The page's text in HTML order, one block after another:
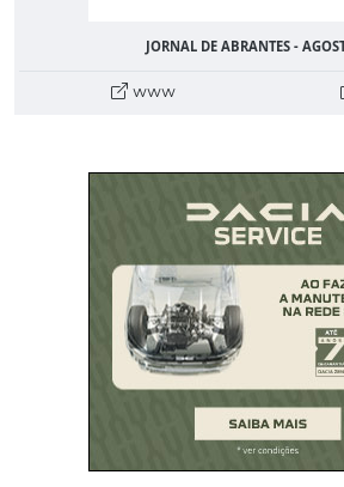
JORNAL DE ABRANTES -
www